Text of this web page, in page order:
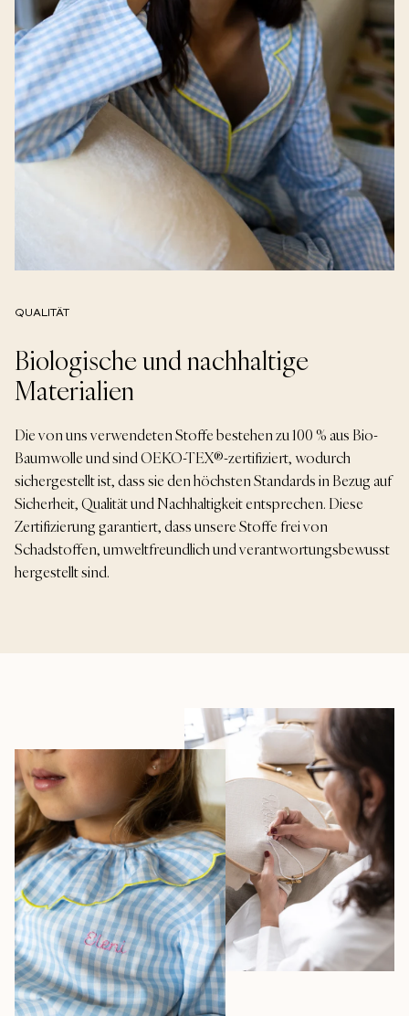
QUALITÄT
Biologische und nachhaltige
Materialien
Die von uns verwendeten Stoffe bestehen zu 100 % aus Bio-
Baumwolle und sind OEKO-TEX®-zertifiziert, wodurch
sichergestellt ist, dass sie den höchsten Standards in Bezug auf
Sicherheit, Qualität und Nachhaltigkeit entsprechen. Diese
Zertifizierung garantiert, dass unsere Stoffe frei von
Schadstoffen, umweltfreundlich und verantwortungsbewusst
hergestellt sind.